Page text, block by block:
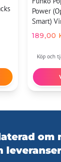
Power
Smart)
189,00
Köp och
om
leveranser